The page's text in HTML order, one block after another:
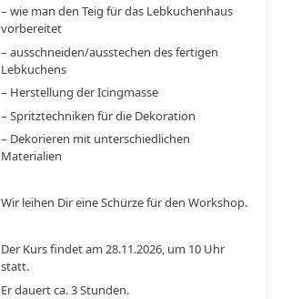
Haus mit verschiedenen Spritztechniken und
Süßigkeiten. Im Anschluß dürft Ihr natürlich
Euer Traumhaus mitnehmen. Hier würden
sicherlich Hänsel und Gretel gerne anklopfen.
– wie man den Teig für das Lebkuchenhaus
vorbereitet
– ausschneiden/ausstechen des fertigen
Lebkuchens
– Herstellung der Icingmasse
– Spritztechniken für die Dekoration
– Dekorieren mit unterschiedlichen
Materialien
Wir leihen Dir eine Schürze für den Workshop.
Der Kurs findet am 28.11.2026, um 10 Uhr
statt.
Er dauert ca. 3 Stunden.